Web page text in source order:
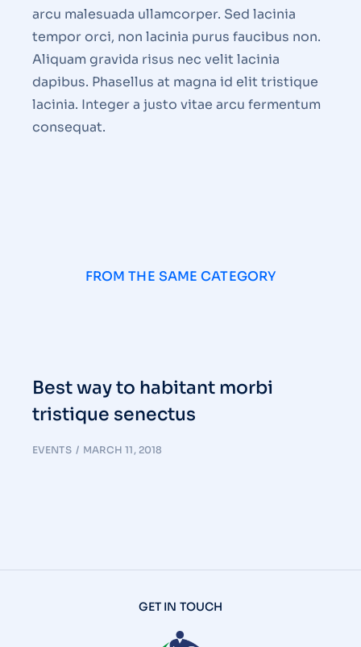
arcu malesuada ullamcorper. Sed lacinia
tempor orci, non lacinia purus faucibus non.
Aliquam gravida risus nec velit lacinia
dapibus. Phasellus at magna id elit tristique
lacinia. Integer a justo vitae arcu fermentum
consequat.
FROM THE SAME CATEGORY
Best way to habitant morbi
tristique senectus
EVENTS MARCH 11, 2018
GET IN TOUCH